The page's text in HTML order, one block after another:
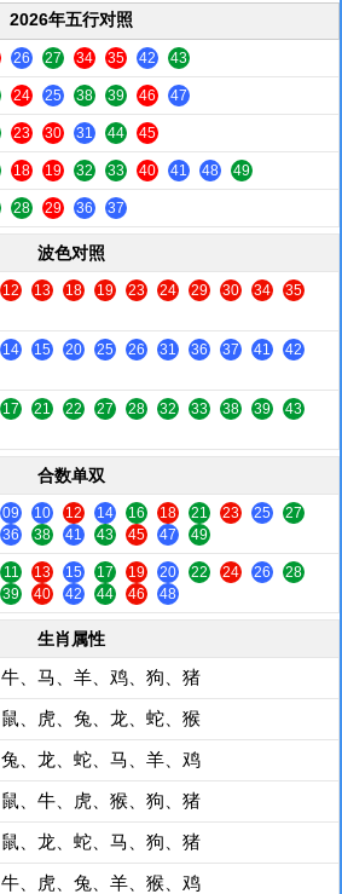
2026年五行对照
26 27 34 35 42 43
24 25 38 39 46 47
23 30 31 44 45
18 19 32 33 40 41 48 49
28 29 36 37
波色对照
12 13 18 19 23 24 29 30 34
35
14 15 20 25 26 31 36 37 41
42
17 21 22 27 28 32 33 38 39
43
合数单双
09 10 12 14 16 18 21 23 25
27
36 38 41 43 45 47 49
11 13 15 17 19 20 22 24 26
28
39 40 42 44 46 48
生肖属性
牛、马、羊、鸡、狗、猪
鼠、虎、兔、龙、蛇、猴
兔、龙、蛇、马、羊、鸡
鼠、牛、虎、猴、狗、猪
鼠、龙、蛇、马、狗、猪
牛、虎、兔、羊、猴、鸡